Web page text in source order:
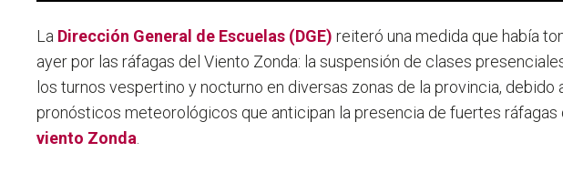
La Dirección General de Escuelas (DGE) reiteró una medida que había
ayer por las ráfagas del Viento Zonda: la suspensión de clases
los turnos vespertino y nocturno en diversas zonas de la provincia, debido
pronósticos meteorológicos que anticipan la presencia de fuertes ráfagas
viento Zonda